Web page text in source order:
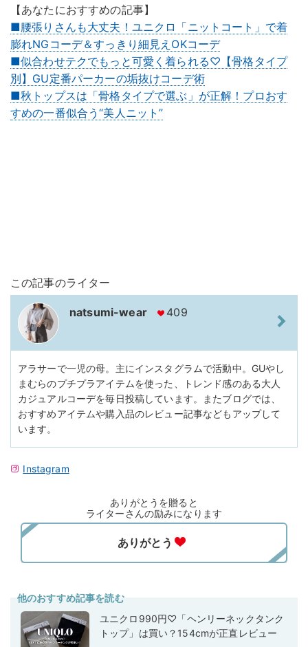
【あなたにおすすめの記事】
■腰張りさんも大丈夫！ユニクロ「ニットコート」で着
膨れNGコーデ＆すっきり細見えOKコーデ
■似合わせテクでもっと可愛く着られる♡【骨格タイプ
別】GU定番パーカーの垢抜けコーデ術
■秋トップスは「骨格タイプで選ぶ」が正解！プロおす
すめの一番似合う“美人ニット”
この記事のライター
natsumi-wear 409
アラサーで一児の母。主にインスタグラムで活動中。GUやし
まむらのプチプラアイテムを使った、トレンド感のある大人
カジュアルコーデを毎日投稿しています。またブログでは、
おすすめアイテムや購入品のレビュー記事などもアップして
います。
Instagram
ありがとうを贈ると
ライターさんの励みになります
他のおすすめ記事を読む
ユニクロ990円♡「ヘンリーネックタンク
トップ」は買い？154cmが正直レビュー